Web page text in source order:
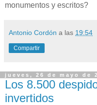
monumentos y escritos?
Antonio Cordón a las 19:54
Compartir
jueves, 26 de mayo de
Los 8.500
invertidos